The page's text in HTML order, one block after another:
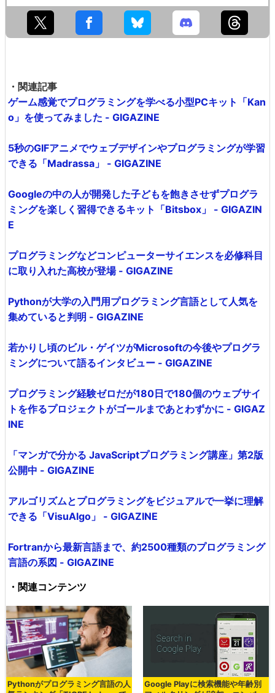
・関連記事
ゲーム感覚でプログラミングを学べる小型PCキット「Kan
o」を使ってみました - GIGAZINE
5秒のGIFアニメでウェブデザインやプログラミングが学習
できる「Madrassa」 - GIGAZINE
Googleの中の人が開発した子どもを飽きさせずプログラ
ミングを楽しく習得できるキット「Bitsbox」 - GIGAZIN
E
プログラミングなどコンピューターサイエンスを必修科目
に取り入れた高校が登場 - GIGAZINE
Pythonが大学の入門用プログラミング言語として人気を
集めていると判明 - GIGAZINE
若かりし頃のビル・ゲイツがMicrosoftの今後やプログラ
ミングについて語るインタビュー - GIGAZINE
プログラミング経験ゼロだが180日で180個のウェブサイ
トを作るプロジェクトがゴールまであとわずかに - GIGAZ
INE
「マンガで分かる JavaScriptプログラミング講座」第2版
公開中 - GIGAZINE
アルゴリズムとプログラミングをビジュアルで一挙に理解
できる「VisuAlgo」 - GIGAZINE
Fortranから最新言語まで、約2500種類のプログラミング
言語の系図 - GIGAZINE
・関連コンテンツ
Pythonがプログラミング言語の人
Google Playに検索機能や年齢別